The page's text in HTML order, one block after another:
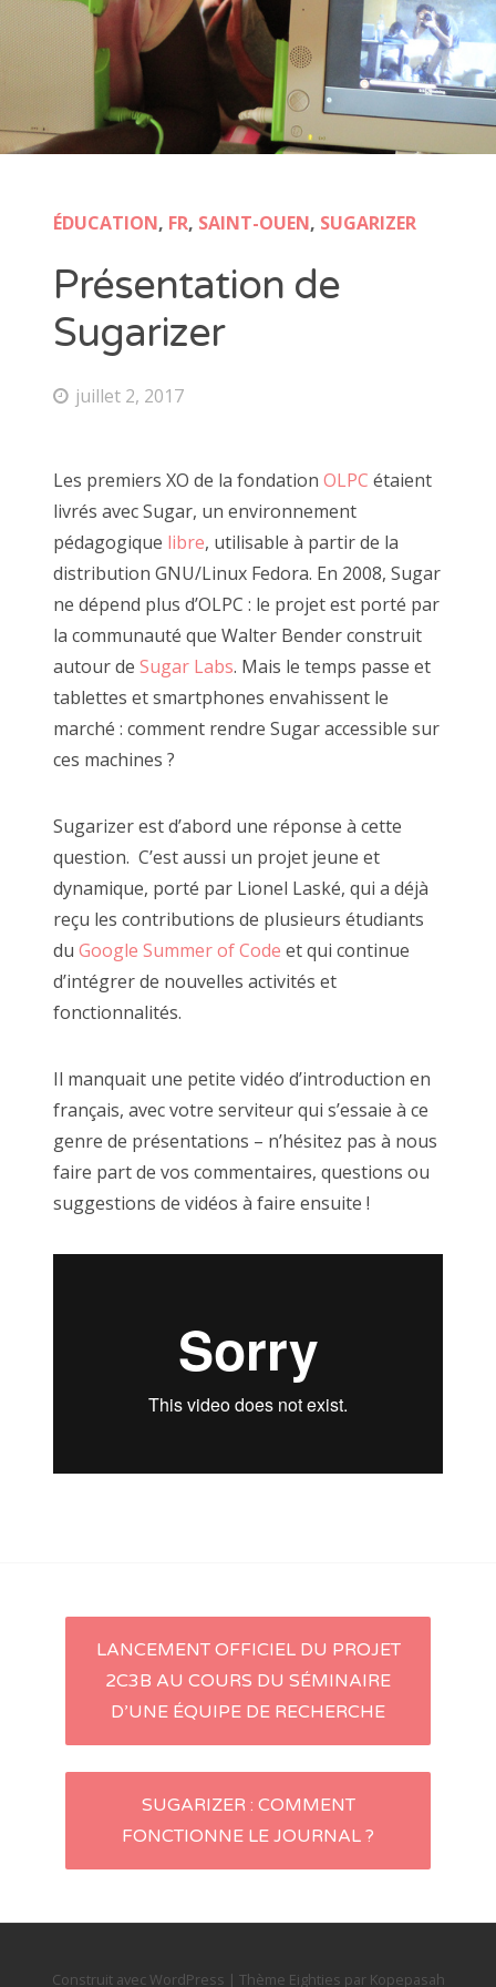
ÉDUCATION, FR, SAINT-OUEN, SUGARIZER
Présentation de
Sugarizer
juillet 2, 2017
Les premiers XO de la fondation OLPC étaient
livrés avec Sugar, un environnement
pédagogique libre, utilisable à partir de la
distribution GNU/Linux Fedora. En 2008, Sugar
ne dépend plus d’OLPC : le projet est porté par
la communauté que Walter Bender construit
autour de Sugar Labs. Mais le temps passe et
tablettes et smartphones envahissent le
marché : comment rendre Sugar accessible sur
ces machines ?
Sugarizer est d’abord une réponse à cette
question. C’est aussi un projet jeune et
dynamique, porté par Lionel Laské, qui a déjà
reçu les contributions de plusieurs étudiants
du Google Summer of Code et qui continue
d’intégrer de nouvelles activités et
fonctionnalités.
Il manquait une petite vidéo d’introduction en
français, avec votre serviteur qui s’essaie à ce
genre de présentations – n’hésitez pas à nous
faire part de vos commentaires, questions ou
suggestions de vidéos à faire ensuite !
Navigation d'article
LANCEMENT OFFICIEL DU PROJET
2C3B AU COURS DU SÉMINAIRE
D’UNE ÉQUIPE DE RECHERCHE
SUGARIZER : COMMENT
FONCTIONNE LE JOURNAL ?
Construit avec WordPress | Thème Eighties par Kopepasah